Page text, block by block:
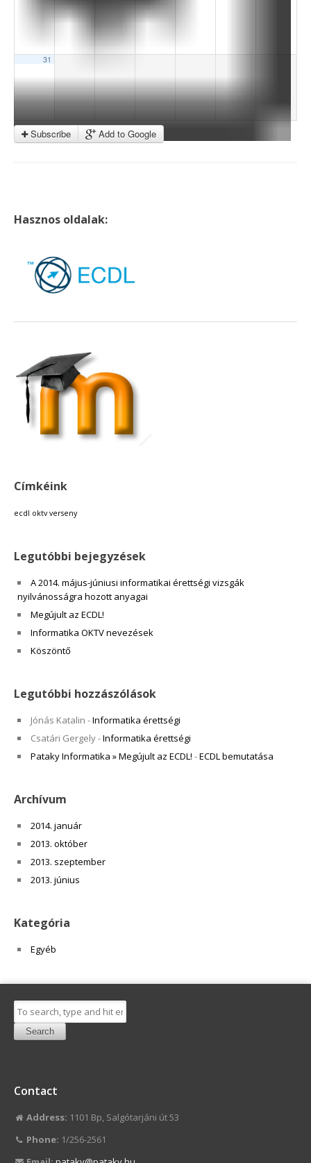
31
Subscribe Add to Google
Hasznos oldalak:
Címkéink
ecdl oktv verseny
Legutóbbi bejegyzések
A 2014. május-júniusi informatikai érettségi vizsgák
nyilvánosságra hozott anyagai
Megújult az ECDL!
Informatika OKTV nevezések
Köszöntő
Legutóbbi hozzászólások
Jónás Katalin -Informatika érettségi
Csatári Gergely-Informatika érettségi
Pataky Informatika » Megújult az ECDL! -ECDL bemutatása
Archívum
2014. január
2013. október
2013. szeptember
2013. június
Kategória
Egyéb
Search
Contact
Address: 1101 Bp, Salgótarjáni út 53
Phone: 1/256-2561